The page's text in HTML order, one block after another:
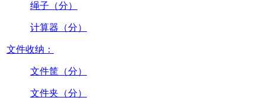
绳子（分）
计算器（分）
文件收纳：
文件筐（分）
文件夹（分）